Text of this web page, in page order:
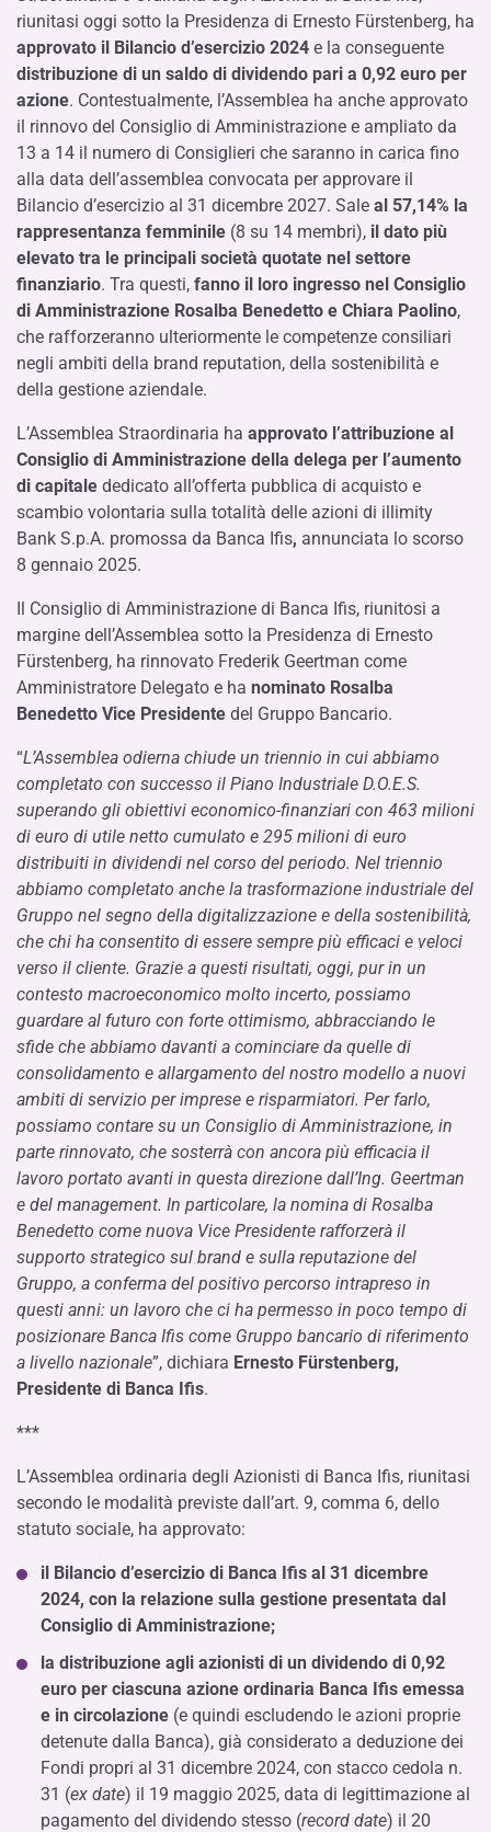
riunitasi oggi sotto la Presidenza di Ernesto Fürstenberg, ha
approvato il Bilancio d’esercizio 2024 e la conseguente
distribuzione di un saldo di dividendo pari a 0,92 euro per
azione. Contestualmente, l’Assemblea ha anche approvato
il rinnovo del Consiglio di Amministrazione e ampliato da
13 a 14 il numero di Consiglieri che saranno in carica fino
alla data dell’assemblea convocata per approvare il
Bilancio d’esercizio al 31 dicembre 2027. Sale al 57,14% la
rappresentanza femminile (8 su 14 membri), il dato più
elevato tra le principali società quotate nel settore
finanziario. Tra questi, fanno il loro ingresso nel Consiglio
di Amministrazione Rosalba Benedetto e Chiara Paolino,
che rafforzeranno ulteriormente le competenze consiliari
negli ambiti della brand reputation, della sostenibilità e
della gestione aziendale.
L’Assemblea Straordinaria ha approvato l’attribuzione al
Consiglio di Amministrazione della delega per l’aumento
di capitale dedicato all’offerta pubblica di acquisto e
scambio volontaria sulla totalità delle azioni di illimity
Bank S.p.A. promossa da Banca Ifis, annunciata lo scorso
8 gennaio 2025.
Il Consiglio di Amministrazione di Banca Ifis, riunitosi a
margine dell’Assemblea sotto la Presidenza di Ernesto
Fürstenberg, ha rinnovato Frederik Geertman come
Amministratore Delegato e ha nominato Rosalba
Benedetto Vice Presidente del Gruppo Bancario.
“L’Assemblea odierna chiude un triennio in cui abbiamo
completato con successo il Piano Industriale D.O.E.S.
superando gli obiettivi economico-finanziari con 463 milioni
di euro di utile netto cumulato e 295 milioni di euro
distribuiti in dividendi nel corso del periodo. Nel triennio
abbiamo completato anche la trasformazione industriale del
Gruppo nel segno della digitalizzazione e della sostenibilità,
che chi ha consentito di essere sempre più efficaci e veloci
verso il cliente. Grazie a questi risultati, oggi, pur in un
contesto macroeconomico molto incerto, possiamo
guardare al futuro con forte ottimismo, abbracciando le
sfide che abbiamo davanti a cominciare da quelle di
consolidamento e allargamento del nostro modello a nuovi
ambiti di servizio per imprese e risparmiatori. Per farlo,
possiamo contare su un Consiglio di Amministrazione, in
parte rinnovato, che sosterrà con ancora più efficacia il
lavoro portato avanti in questa direzione dall’Ing. Geertman
e del management. In particolare, la nomina di Rosalba
Benedetto come nuova Vice Presidente rafforzerà il
supporto strategico sul brand e sulla reputazione del
Gruppo, a conferma del positivo percorso intrapreso in
questi anni: un lavoro che ci ha permesso in poco tempo di
posizionare Banca Ifis come Gruppo bancario di riferimento
a livello nazionale”, dichiara Ernesto Fürstenberg,
Presidente di Banca Ifis.
***
L’Assemblea ordinaria degli Azionisti di Banca Ifis, riunitasi
secondo le modalità previste dall’art. 9, comma 6, dello
statuto sociale, ha approvato:
il Bilancio d’esercizio di Banca Ifis al 31 dicembre
2024, con la relazione sulla gestione presentata dal
Consiglio di Amministrazione;
la distribuzione agli azionisti di un dividendo di 0,92
euro per ciascuna azione ordinaria Banca Ifis emessa
e in circolazione (e quindi escludendo le azioni proprie
detenute dalla Banca), già considerato a deduzione dei
Fondi propri al 31 dicembre 2024, con stacco cedola n.
31 (ex date) il 19 maggio 2025, data di legittimazione al
pagamento del dividendo stesso (record date) il 20